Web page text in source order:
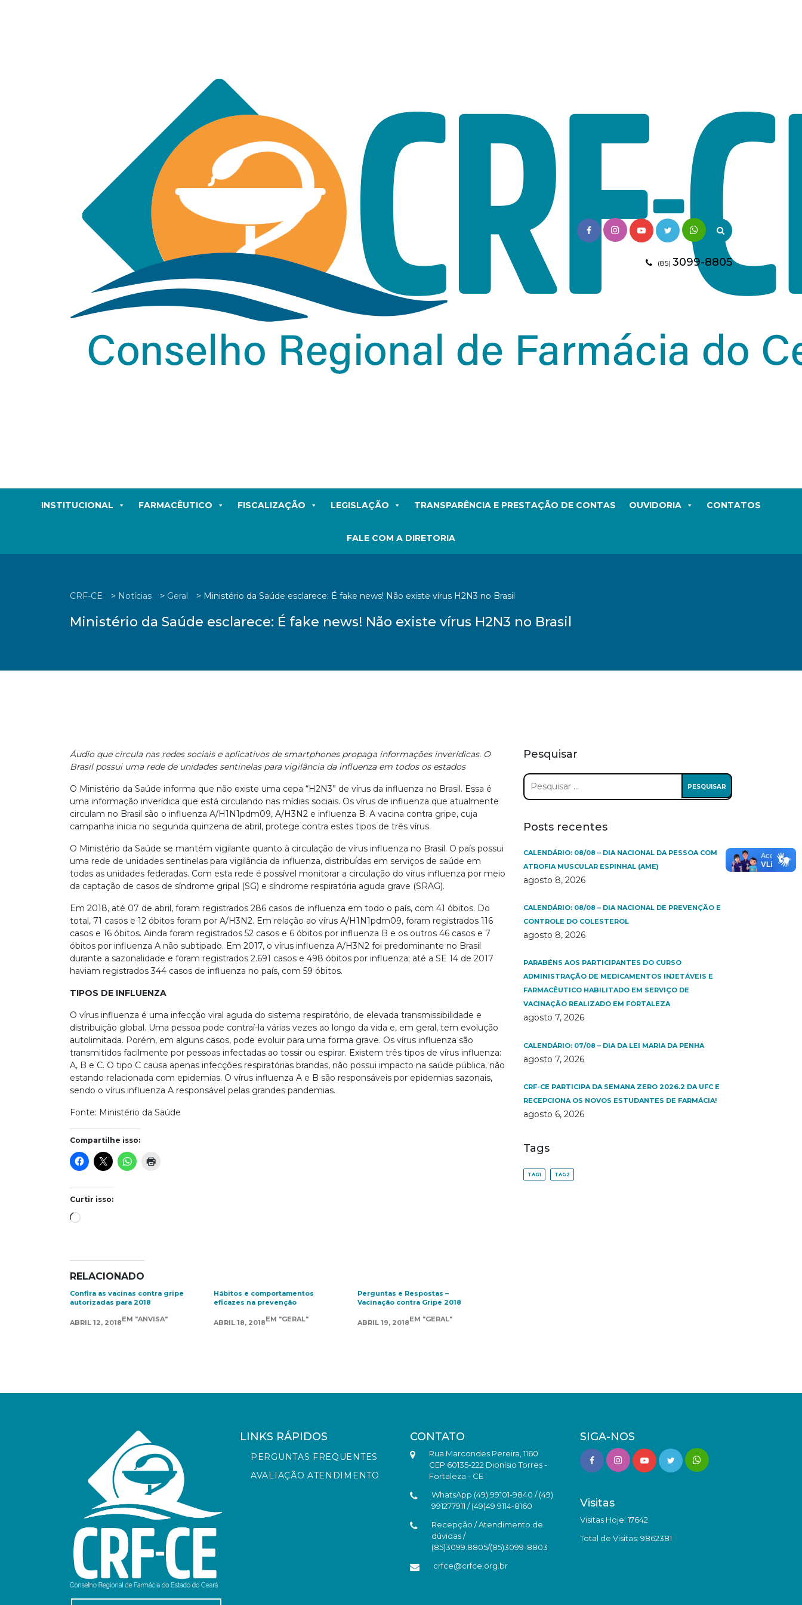
(85) 3099-8805
INSTITUCIONAL FARMACÊUTICO FISCALIZAÇÃO LEGISLAÇÃO TRANSPARÊNCIA E PRESTAÇÃO DE CONTAS OUVIDORIA CONTATOS
FALE COM A DIRETORIA
CRF-CE > Notícias > Geral > Ministério da Saúde esclarece: É fake news! Não existe vírus H2N3 no Brasil
Ministério da Saúde esclarece: É fake news! Não existe vírus H2N3 no Brasil
Áudio que circula nas redes sociais e aplicativos de smartphones propaga informações inverídicas. O
Brasil possui uma rede de unidades sentinelas para vigilância da influenza em todos os estados
O Ministério da Saúde informa que não existe uma cepa “H2N3” de vírus da influenza no Brasil. Essa é
uma informação inverídica que está circulando nas mídias sociais. Os vírus de influenza que atualmente
circulam no Brasil são o influenza A/H1N1pdm09, A/H3N2 e influenza B. A vacina contra gripe, cuja
campanha inicia no segunda quinzena de abril, protege contra estes tipos de três vírus.
O Ministério da Saúde se mantém vigilante quanto à circulação de vírus influenza no Brasil. O país possui
uma rede de unidades sentinelas para vigilância da influenza, distribuídas em serviços de saúde em
todas as unidades federadas. Com esta rede é possível monitorar a circulação do vírus influenza por meio
da captação de casos de síndrome gripal (SG) e síndrome respiratória aguda grave (SRAG).
Em 2018, até 07 de abril, foram registrados 286 casos de influenza em todo o país, com 41 óbitos. Do
total, 71 casos e 12 óbitos foram por A/H3N2. Em relação ao vírus A/H1N1pdm09, foram registrados 116
casos e 16 óbitos. Ainda foram registrados 52 casos e 6 óbitos por influenza B e os outros 46 casos e 7
óbitos por influenza A não subtipado. Em 2017, o vírus influenza A/H3N2 foi predominante no Brasil
durante a sazonalidade e foram registrados 2.691 casos e 498 óbitos por influenza; até a SE 14 de 2017
haviam registrados 344 casos de influenza no país, com 59 óbitos.
TIPOS DE INFLUENZA
O vírus influenza é uma infecção viral aguda do sistema respiratório, de elevada transmissibilidade e
distribuição global. Uma pessoa pode contraí-la várias vezes ao longo da vida e, em geral, tem evolução
autolimitada. Porém, em alguns casos, pode evoluir para uma forma grave. Os vírus influenza são
transmitidos facilmente por pessoas infectadas ao tossir ou espirar. Existem três tipos de vírus influenza:
A, B e C. O tipo C causa apenas infecções respiratórias brandas, não possui impacto na saúde pública, não
estando relacionada com epidemias. O vírus influenza A e B são responsáveis por epidemias sazonais,
sendo o vírus influenza A responsável pelas grandes pandemias.
Fonte: Ministério da Saúde
Compartilhe isso:
Curtir isso:
Carregando...
RELACIONADO
Confira as vacinas contra gripe
autorizadas para 2018
ABRIL 12, 2018EM "ANVISA"
Hábitos e comportamentos
eficazes na prevenção
ABRIL 18, 2018EM "GERAL"
Perguntas e Respostas –
Vacinação contra Gripe 2018
ABRIL 19, 2018EM "GERAL"
Pesquisar
Pesquisar
por:
Posts recentes
CALENDÁRIO: 08/08 – DIA NACIONAL DA PESSOA COM
ATROFIA MUSCULAR ESPINHAL (AME)
agosto 8, 2026
CALENDÁRIO: 08/08 – DIA NACIONAL DE PREVENÇÃO E
CONTROLE DO COLESTEROL
agosto 8, 2026
PARABÉNS AOS PARTICIPANTES DO CURSO
ADMINISTRAÇÃO DE MEDICAMENTOS INJETÁVEIS E
FARMACÊUTICO HABILITADO EM SERVIÇO DE
VACINAÇÃO REALIZADO EM FORTALEZA
agosto 7, 2026
CALENDÁRIO: 07/08 – DIA DA LEI MARIA DA PENHA
agosto 7, 2026
CRF-CE PARTICIPA DA SEMANA ZERO 2026.2 DA UFC E
RECEPCIONA OS NOVOS ESTUDANTES DE FARMÁCIA!
agosto 6, 2026
Tags
TAG1 TAG2
LINKS RÁPIDOS
PERGUNTAS FREQUENTES
AVALIAÇÃO ATENDIMENTO
CONTATO
Rua Marcondes Pereira, 1160
CEP 60135-222 Dionísio Torres -
Fortaleza - CE
WhatsApp (49) 99101-9840 / (49)
991277911 / (49)49 9114-8160
Recepção / Atendimento de
dúvidas /
(85)3099.8805/(85)3099-8803
crfce@crfce.org.br
SIGA-NOS
Visitas
Visitas Hoje: 17642
Total de Visitas: 9862381